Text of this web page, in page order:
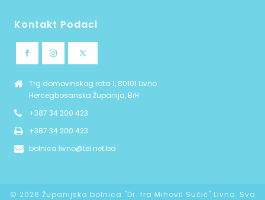
Kontakt Podaci
Trg domovinskog rata 1, 80101 Livno
Hercegbosanska Županija, BiH
+387 34 200 423
+387 34 200 423
bolnica.livno@tel.net.ba
© 2026 Županijska bolnica "Dr. fra Mihovil Sučić" Livno. Sva